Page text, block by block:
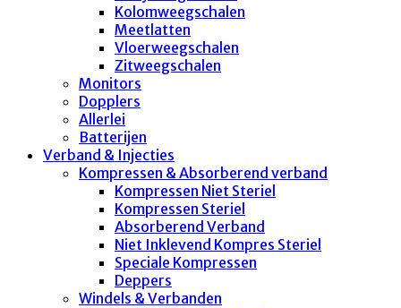
Kolomweegschalen
Meetlatten
Vloerweegschalen
Zitweegschalen
Monitors
Dopplers
Allerlei
Batterijen
Verband & Injecties
Kompressen & Absorberend verband
Kompressen Niet Steriel
Kompressen Steriel
Absorberend Verband
Niet Inklevend Kompres Steriel
Speciale Kompressen
Deppers
Windels & Verbanden